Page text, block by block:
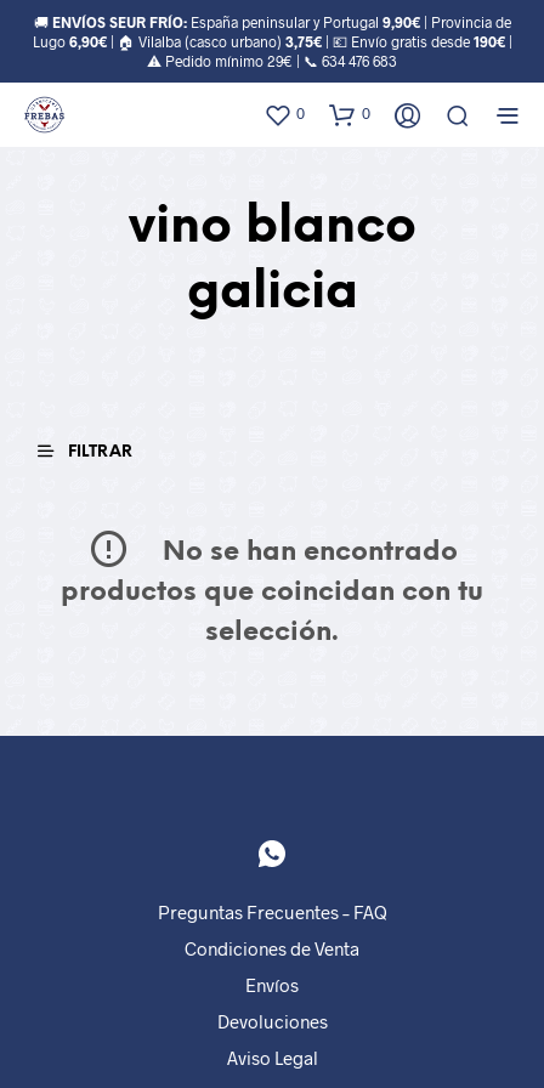
🚚 ENVÍOS SEUR FRÍO:España peninsular y Portugal 9,90€| Provincia de
Lugo 6,90€| 🏠 Vilalba (casco urbano) 3,75€| 💶 Envío gratis desde 190€|
⚠️ Pedido mínimo 29€ | 📞 634 476 683
0 0
vino blanco
galicia
FILTRAR
No se han encontrado
productos que coincidan con tu
selección.
Preguntas Frecuentes – FAQ
Condiciones de Venta
Envíos
Devoluciones
Aviso Legal